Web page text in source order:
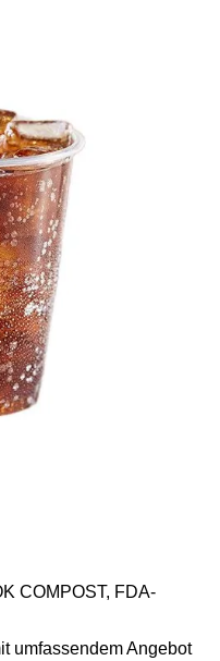
COMPOST, FDA-
umfassendem Angebot